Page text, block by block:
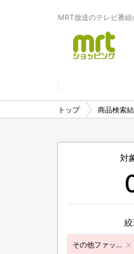
MRT放送のテレビ番
トップ 商品検索
対
その他ファッション